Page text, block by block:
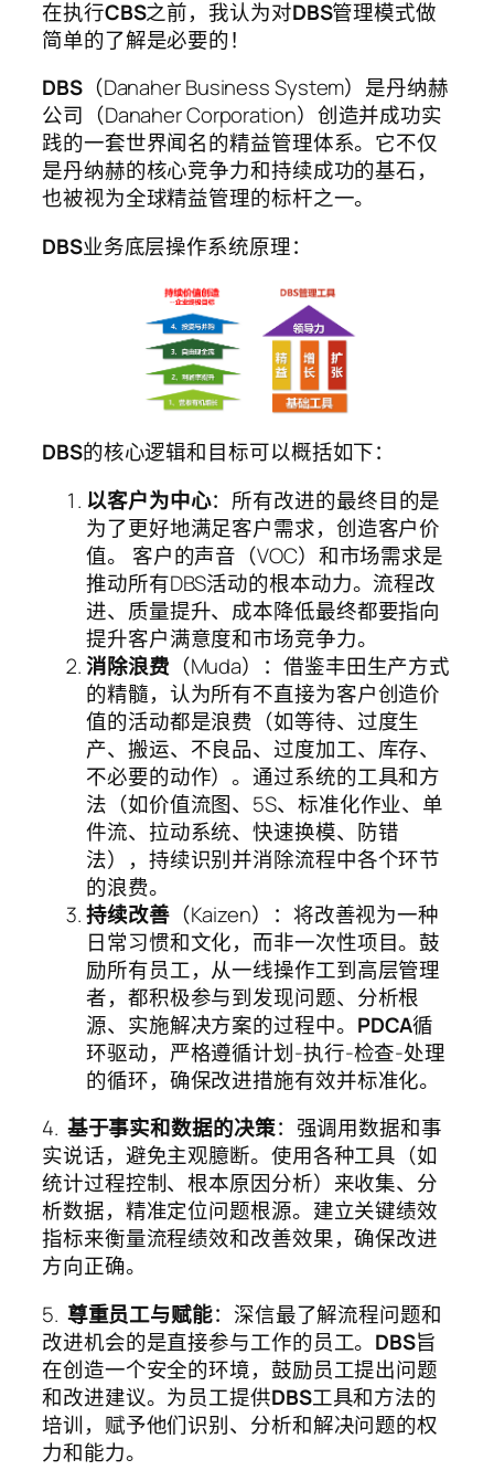
在执行CBS之前，我认为对DBS管理模式做
简单的了解是必要的！
DBS（Danaher Business System）是丹纳赫
公司（Danaher Corporation）创造并成功实
践的一套世界闻名的精益管理体系。它不仅
是丹纳赫的核心竞争力和持续成功的基石，
也被视为全球精益管理的标杆之一。
DBS业务底层操作系统原理：
DBS的核心逻辑和目标可以概括如下：
以客户为中心：所有改进的最终目的是
为了更好地满足客户需求，创造客户价
值。 客户的声音（VOC）和市场需求是
推动所有DBS活动的根本动力。流程改
进、质量提升、成本降低最终都要指向
提升客户满意度和市场竞争力。
消除浪费 （Muda）：借鉴丰田生产方式
的精髓，认为所有不直接为客户创造价
值的活动都是浪费（如等待、过度生
产、搬运、不良品、过度加工、库存、
不必要的动作）。通过系统的工具和方
法（如价值流图、5S、标准化作业、单
件流、拉动系统、快速换模、防错
法），持续识别并消除流程中各个环节
的浪费。
持续改善（Kaizen）：将改善视为一种
日常习惯和文化，而非一次性项目。鼓
励所有员工，从一线操作工到高层管理
者，都积极参与到发现问题、分析根
源、实施解决方案的过程中。 PDCA循
环驱动，严格遵循计划-执行-检查-处理
的循环，确保改进措施有效并标准化。
4. 基于事实和数据的决策：强调用数据和事
实说话，避免主观臆断。使用各种工具（如
统计过程控制、根本原因分析）来收集、分
析数据，精准定位问题根源。建立关键绩效
指标来衡量流程绩效和改善效果，确保改进
方向正确。
5. 尊重员工与赋能：深信最了解流程问题和
改进机会的是直接参与工作的员工。 DBS旨
在创造一个安全的环境，鼓励员工提出问题
和改进建议。为员工提供DBS工具和方法的
培训，赋予他们识别、分析和解决问题的权
力和能力。